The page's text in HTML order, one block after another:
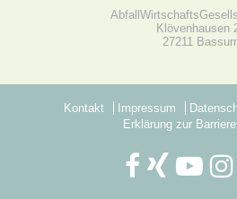
Klövenhausen
27211
Kontakt Impressum
Erklärung zur